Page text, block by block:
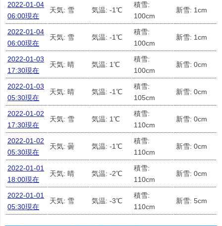
2022-01-04
06:00現在
天気: 雪 気温: -1℃
積雪:
100cm
新雪: 1cm
2022-01-04
06:00現在
天気: 雪 気温: -1℃
積雪:
100cm
新雪: 1cm
2022-01-03
17:30現在
天気: 晴 気温: 1℃
積雪:
100cm
新雪: 0cm
2022-01-03
05:30現在
天気: 晴 気温: -1℃
積雪:
105cm
新雪: 0cm
2022-01-02
17:30現在
天気: 雪 気温: 1℃
積雪:
110cm
新雪: 0cm
2022-01-02
05:30現在
天気: 曇 気温: -1℃
積雪:
110cm
新雪: 0cm
2022-01-01
18:00現在
天気: 晴 気温: -2℃
積雪:
110cm
新雪: 0cm
2022-01-01
05:30現在
天気: 雪 気温: -3℃
積雪:
110cm
新雪: 5cm